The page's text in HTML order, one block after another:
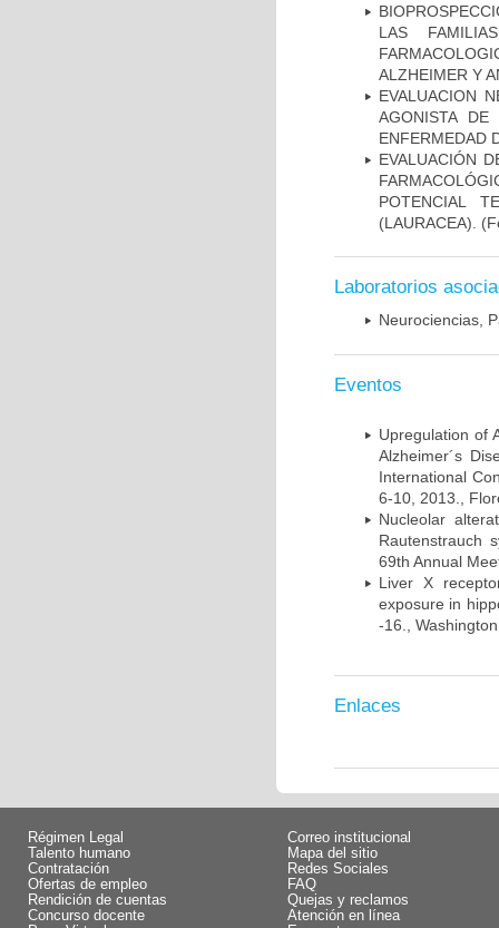
LAS
ALZHEIMER Y
EVALUACION
AGONISTA
ENFERMEDAD
EVALUACIÓN
POTENCIAL
(LAURACEA).
Laboratorios
Neurociencias,
Eventos
Upregulation of
Alzheimer´s
International
6-10, 2013.,
Nucleolar
Rautenstrauch
69th Annual
Liver X
exposure in
-16.,
Enlaces
Régimen Legal
Talento humano
Contratación
Ofertas de empleo
Rendición de cuentas
Concurso docente
Correo institucional
Mapa del sitio
Redes Sociales
FAQ
Quejas y reclamos
Atención en línea